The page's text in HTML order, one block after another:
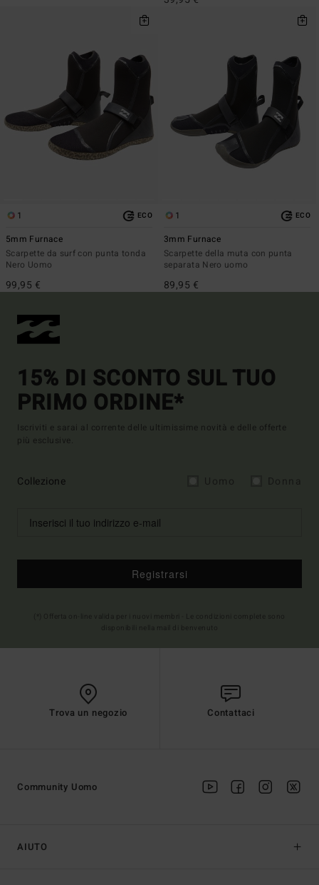
1 ECO
5mm Furnace
Scarpette da surf con punta tonda
Nero Uomo
99,95 €
1 ECO
3mm Furnace
Scarpette della muta con punta
separata Nero uomo
89,95 €
15% DI SCONTO SUL TUO
PRIMO ORDINE*
Iscriviti e sarai al corrente delle ultimissime novità e delle offerte
più esclusive.
Collezione
Registrarsi
Trova un negozio Contattaci
AIUTO
Community Uomo